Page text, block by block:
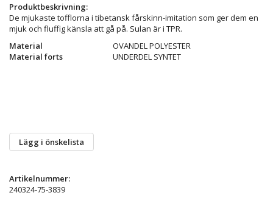
Produktbeskrivning:
De mjukaste tofflorna i tibetansk fårskinn-imitation som ger dem en
mjuk och fluffig känsla att gå på. Sulan är i TPR.
Material
OVANDEL POLYESTER
Material forts
UNDERDEL SYNTET
Lägg i önskelista
Artikelnummer:
240324-75-3839